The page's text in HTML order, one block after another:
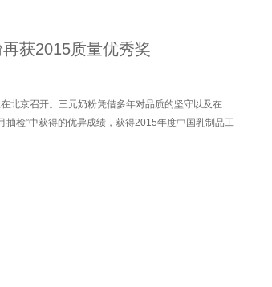
获2015质量优秀奖
北京召开。三元奶粉凭借多年对品质的坚守以及在
抽检”中获得的优异成绩，获得2015年度中国乳制品工